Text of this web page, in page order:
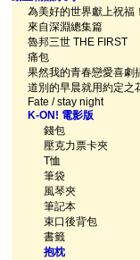
為美好的世界獻上祝福
來自深淵總集篇
魯邦三世 THE FIRST
痛包
果然我的青春戀愛喜劇
道別的早晨就用約定之
Fate / stay night
K-ON! 電影版
錢包
壓克力票卡夾
T恤
筆袋
風琴夾
筆記本
束口後背包
書籤
抱枕